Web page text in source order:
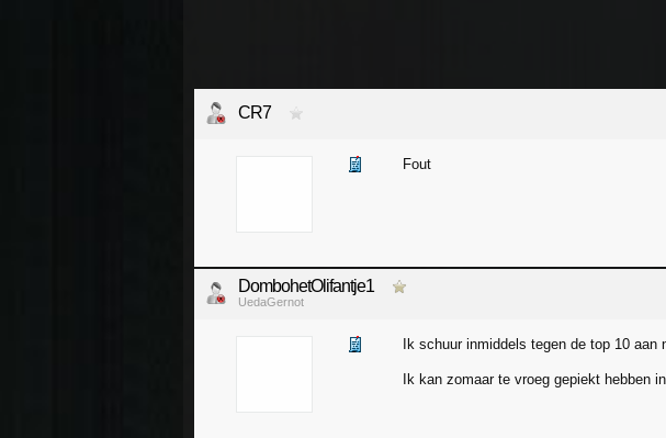
CR7
Fout
DombohetOlifantje1
UedaGernot
Ik schuur inmiddels tegen de top 10
Ik kan zomaar te vroeg gepiekt hebben